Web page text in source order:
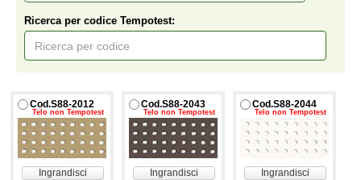
Ricerca per codice Tempotest:
Cod.S88-2012
Telo non Tempotest
Ingrandisci
Cod.S88-2043
Telo non Tempotest
Ingrandisci
Cod.S88-2044
Telo non Tempotest
Ingrandisci